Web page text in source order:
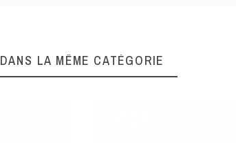
DANS LA MÊME CATÉGORIE